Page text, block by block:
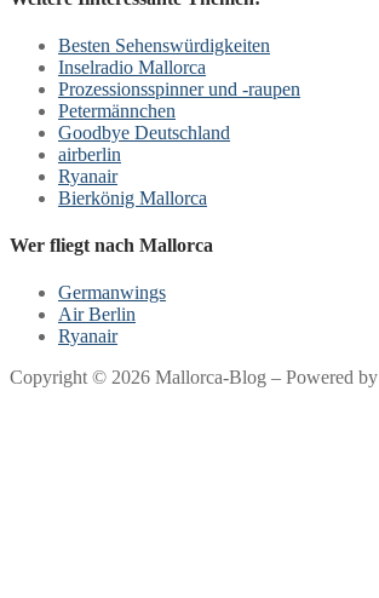
Besten Sehenswürdigkeiten
Inselradio Mallorca
Prozessionsspinner und -raupen
Petermännchen
Goodbye Deutschland
airberlin
Ryanair
Bierkönig Mallorca
Wer fliegt nach Mallorca
Germanwings
Air Berlin
Ryanair
Copyright © 2026 Mallorca-Blog – Powered by